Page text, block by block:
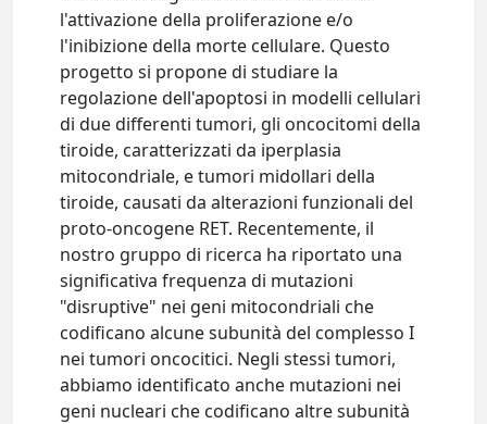
l'attivazione della proliferazione e/o
l'inibizione della morte cellulare. Questo
progetto si propone di studiare la
regolazione dell'apoptosi in modelli cellulari
di due differenti tumori, gli oncocitomi della
tiroide, caratterizzati da iperplasia
mitocondriale, e tumori midollari della
tiroide, causati da alterazioni funzionali del
proto-oncogene RET. Recentemente, il
nostro gruppo di ricerca ha riportato una
significativa frequenza di mutazioni
"disruptive" nei geni mitocondriali che
codificano alcune subunità del complesso I
nei tumori oncocitici. Negli stessi tumori,
abbiamo identificato anche mutazioni nei
geni nucleari che codificano altre subunità